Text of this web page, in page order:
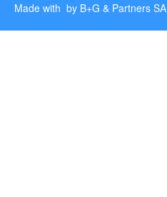
Made with by B+G & Partners SA